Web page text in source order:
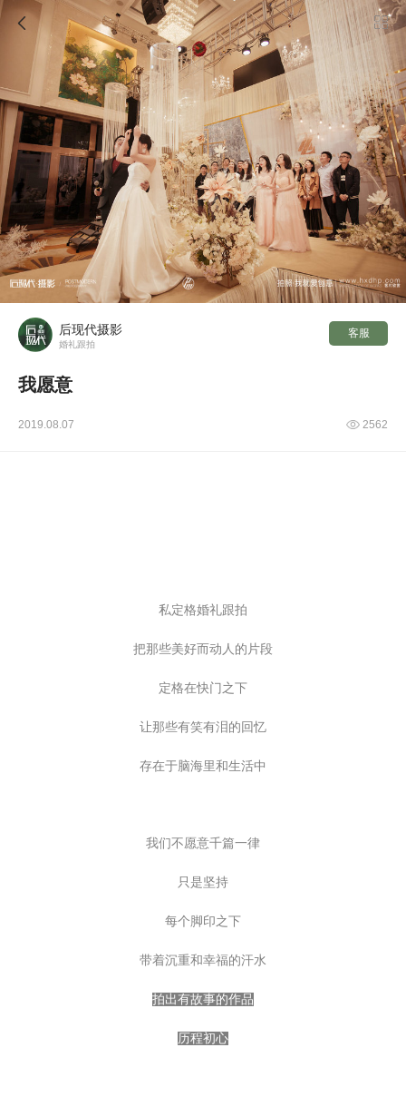

后现代摄影
婚礼跟拍
客服
我愿意
2019.08.07 2562
私定格婚礼跟拍
把那些美好而动人的片段
定格在快门之下
让那些有笑有泪的回忆
存在于脑海里和生活中
我们不愿意千篇一律
只是坚持
每个脚印之下
带着沉重和幸福的汗水
拍出有故事的作品
历程初心